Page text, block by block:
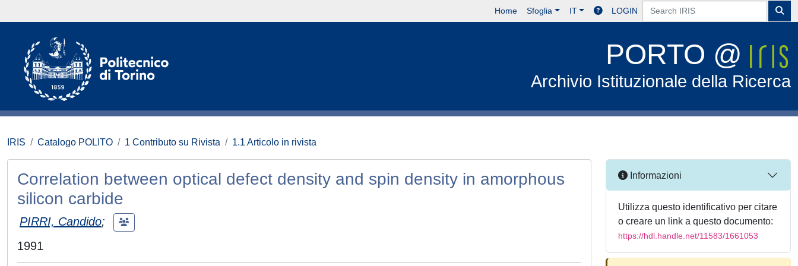
Home Sfoglia IT LOGIN
PORTO @
Archivio Istituzionale della Ricerca
IRIS Catalogo POLITO 1 Contributo su Rivista 1.1 Articolo in rivista
Correlation between optical defect density and spin density in amorphous
silicon carbide
PIRRI, Candido;
1991
Informazioni
Utilizza questo identificativo per citare
o creare un link a questo documento:
https://hdl.handle.net/11583/1661053